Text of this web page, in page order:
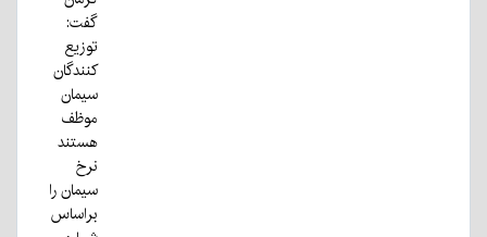
گفت:
توزیع
کنندگان
سیمان
موظف
هستند
نرخ
سیمان را
براساس